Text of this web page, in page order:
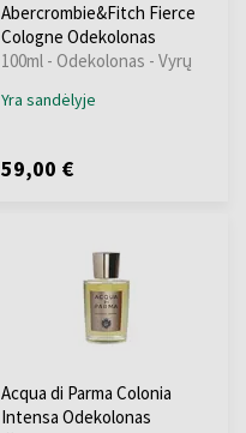
Abercrombie&Fitch Fierce
Cologne Odekolonas
100ml - Odekolonas - Vyrų
Yra sandėlyje
59,00 €
Acqua di Parma Colonia
Intensa Odekolonas